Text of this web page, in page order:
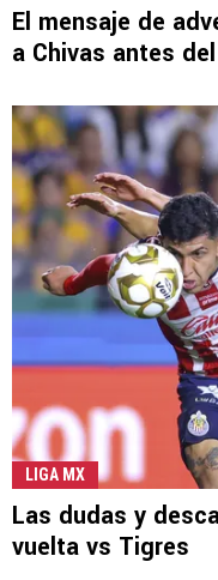
El mensaje de
a Chivas antes
LIGA MX
Las dudas y
vuelta vs Tigres